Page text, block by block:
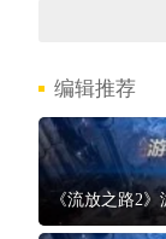
编辑推荐